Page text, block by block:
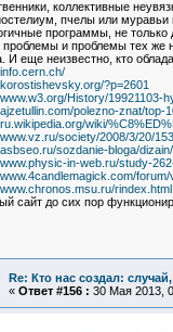
коллективные
пчелы или
программы, не только
и проблемы тех же
И еще неизвестно, кто
?p=2601
History/19921103-
polezno-znat/
wiki/
society/2008/3/20/
sozdanie-bloga/
in-web.ru/study-
rindex.html
сайт до сих пор
Re: Кто нас создал:
« Ответ #156 : 30 Мая 2013,